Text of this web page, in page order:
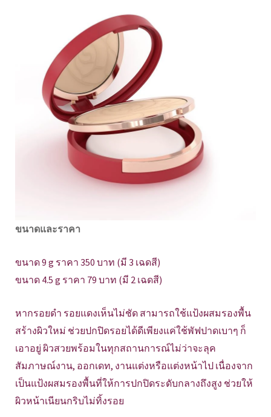
ขนาดและราคา
ขนาด 9 g ราคา 350 บาท (มี 3 เฉดสี)
ขนาด 4.5 g ราคา 79 บาท (มี 2 เฉดสี)
หากรอยดำ รอยแดงเห็นไม่ชัด สามารถใช้แป้งผสมรองพื้น
สร้างผิวใหม่ ช่วยปกปิดรอยได้ดีเพียงแค่ใช้พัฟปาดเบาๆ ก็
เอาอยู่ ผิวสวยพร้อมในทุกสถานการณ์ไม่ว่าจะลุค
สัมภาษณ์งาน, ออกเดท, งานแต่งหรือแต่งหน้าไป เนื่องจาก
เป็นแป้งผสมรองพื้นที่ให้การปกปิดระดับกลางถึงสูง ช่วยให้
ผิวหน้าเนียนกริบไม่ทิ้งรอย